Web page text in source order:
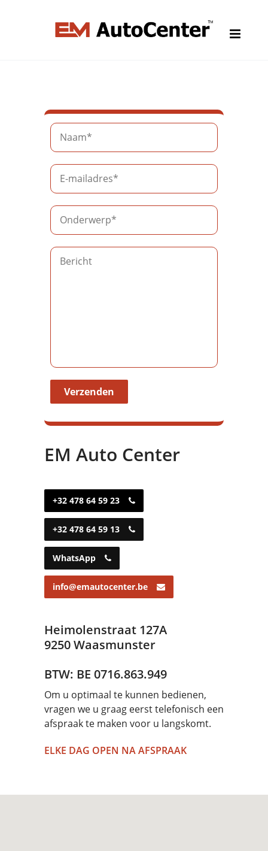
Gelieve dit veld leeg te laten.
EM Auto Center
+32 478 64 59 23
+32 478 64 59 13
WhatsApp
info@emautocenter.be
Heimolenstraat 127A
9250 Waasmunster
BTW: BE 0716.863.949
Om u optimaal te kunnen bedienen,
vragen we u graag eerst telefonisch een
afspraak te maken voor u langskomt.
ELKE DAG OPEN NA AFSPRAAK